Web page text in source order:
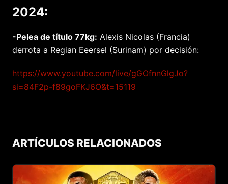
2024:
-Pelea de título 77kg: Alexis Nicolas (Francia)
derrota a Regian Eeersel (Surinam) por decisión:
https://www.youtube.com/live/gGOfnnGlgJo?
si=84F2p-f89goFKJ6O&t=15119
ARTÍCULOS RELACIONADOS